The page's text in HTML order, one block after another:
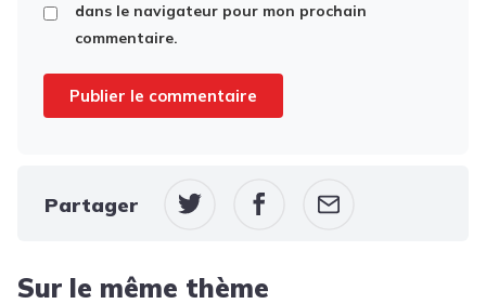
dans le navigateur pour mon prochain
commentaire.
Partager
Sur le même thème